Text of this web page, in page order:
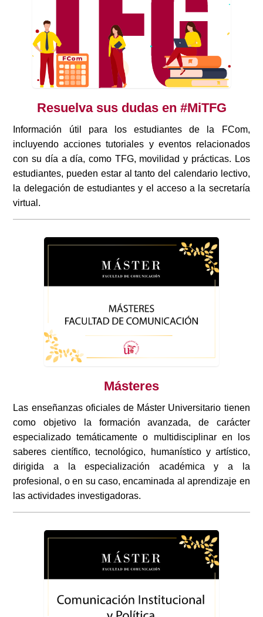
Resuelva sus dudas en #MiTFG
Información útil para los estudiantes de la FCom,
incluyendo acciones tutoriales y eventos relacionados
con su día a día, como TFG, movilidad y prácticas. Los
estudiantes, pueden estar al tanto del calendario lectivo,
la delegación de estudiantes y el acceso a la secretaría
virtual.
Másteres
Las enseñanzas oficiales de Máster Universitario tienen
como objetivo la formación avanzada, de carácter
especializado temáticamente o multidisciplinar en los
saberes científico, tecnológico, humanístico y artístico,
dirigida a la especialización académica y a la
profesional, o en su caso, encaminada al aprendizaje en
las actividades investigadoras.